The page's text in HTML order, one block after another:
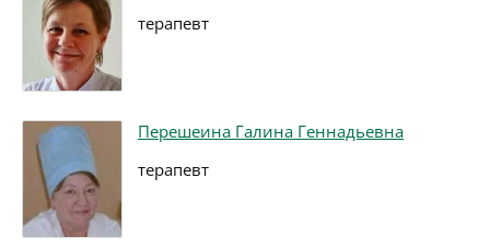
терапевт
Перешеина Галина Геннадьевна
терапевт